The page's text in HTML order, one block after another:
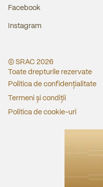
Facebook
Instagram
© SRAC 2026
Toate drepturile rezervate
Politica de confidențialitate
Termeni și condiții
Politica de cookie-uri